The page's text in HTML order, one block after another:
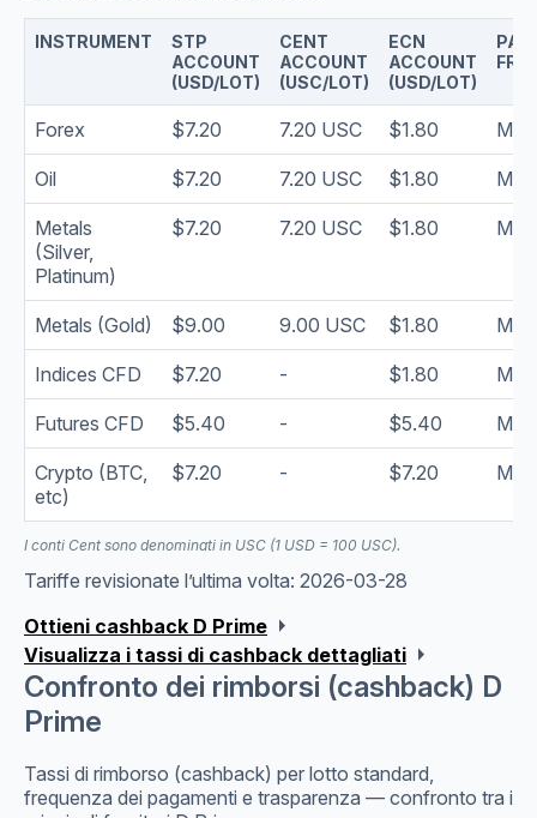
INSTRUMENT
STP
ACCOUNT
(USD/LOT)
CENT
ACCOUNT
(USC/LOT)
ECN
ACCOUNT
(USD/LOT)
Forex $7.20 7.20 USC $1.80
Oil $7.20 7.20 USC $1.80
Metals
(Silver,
Platinum)
$7.20 7.20 USC $1.80
Metals (Gold) $9.00 9.00 USC $1.80
Indices CFD $7.20 - $1.80
Futures CFD $5.40 - $5.40
Crypto (BTC,
etc)
$7.20 - $7.20
I conti Cent sono denominati in USC (1 USD = 100 USC).
Tariffe revisionate l’ultima volta: 2026-03-28
Ottieni cashback D Prime arrow_right
Visualizza i tassi di cashback dettagliati arrow_right
Confronto dei rimborsi (cashback) D
Prime
Tassi di rimborso (cashback) per lotto standard,
frequenza dei pagamenti e trasparenza — confronto tra i